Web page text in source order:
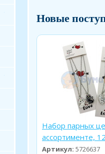
Новые
Набор парных
ассортименте,
Артикул: 5726637